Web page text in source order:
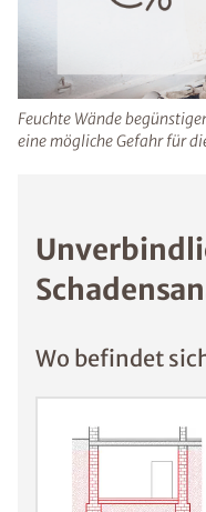
durch
Augenreizungen
Feuchte Wände
welcher eine mögliche